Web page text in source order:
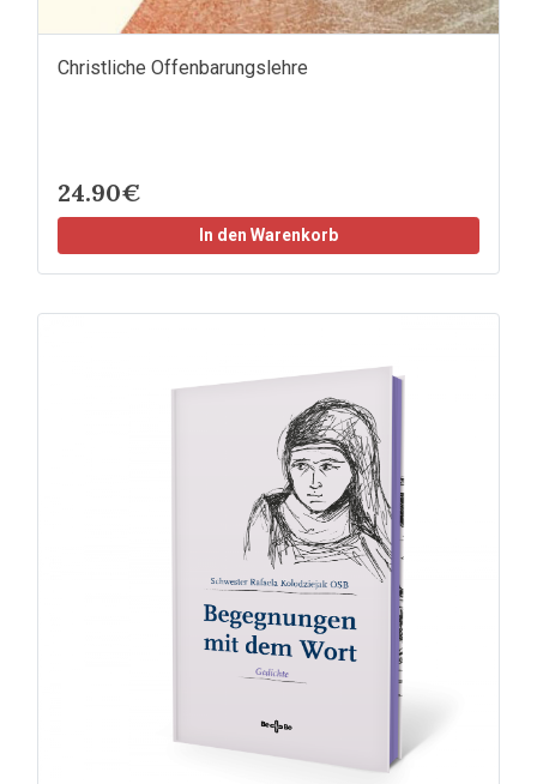
Christliche Offenbarungslehre
24.90€
In den Warenkorb